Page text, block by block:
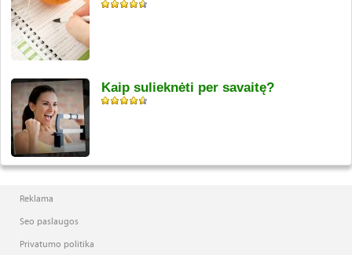
Kaip sulieknėti per savaitę?
Reklama
Seo paslaugos
Privatumo politika